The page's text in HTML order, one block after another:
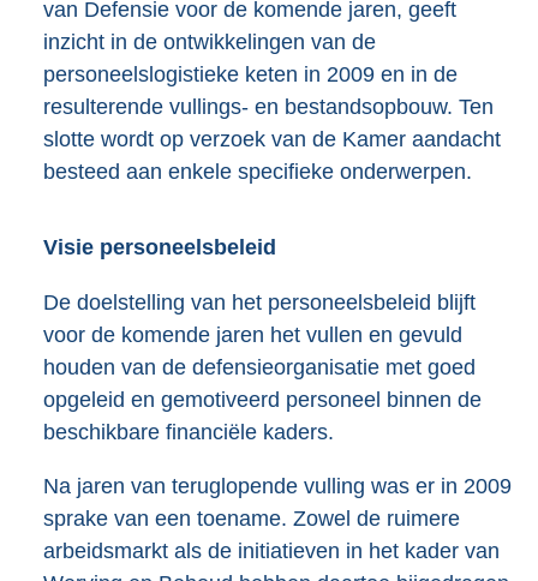
van Defensie voor de komende jaren, geeft
inzicht in de ontwikkelingen van de
personeelslogistieke keten in 2009 en in de
resulterende vullings- en bestandsopbouw. Ten
slotte wordt op verzoek van de Kamer aandacht
besteed aan enkele specifieke onderwerpen.
Visie personeelsbeleid
De doelstelling van het personeelsbeleid blijft
voor de komende jaren het vullen en gevuld
houden van de defensieorganisatie met goed
opgeleid en gemotiveerd personeel binnen de
beschikbare financiële kaders.
Na jaren van teruglopende vulling was er in 2009
sprake van een toename. Zowel de ruimere
arbeidsmarkt als de initiatieven in het kader van